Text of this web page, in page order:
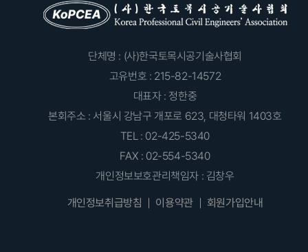
단체명 : (사)한국토목시공기술사협회
고유번호 : 215-82-14572
대표자 : 정한중
본회주소 : 서울시 강남구 개포로 623, 대청타워 1403호
TEL : 02-425-5340
FAX : 02-554-5340
개인정보보호관리책임자 : 김창우
개인정보취급방침 이용약관 회원가입안내